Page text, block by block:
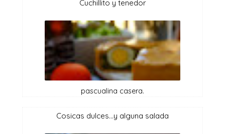
cuchillito y tenedor
pascualina casera.
cosicas dulces...y alguna salada